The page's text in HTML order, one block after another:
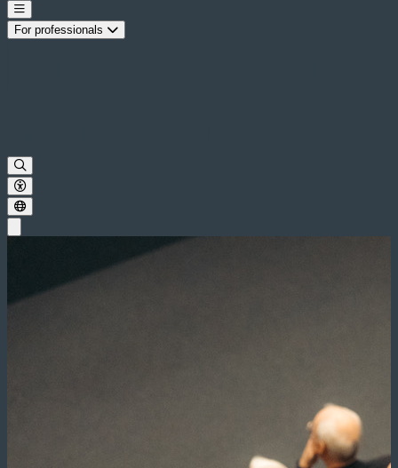
For professionals